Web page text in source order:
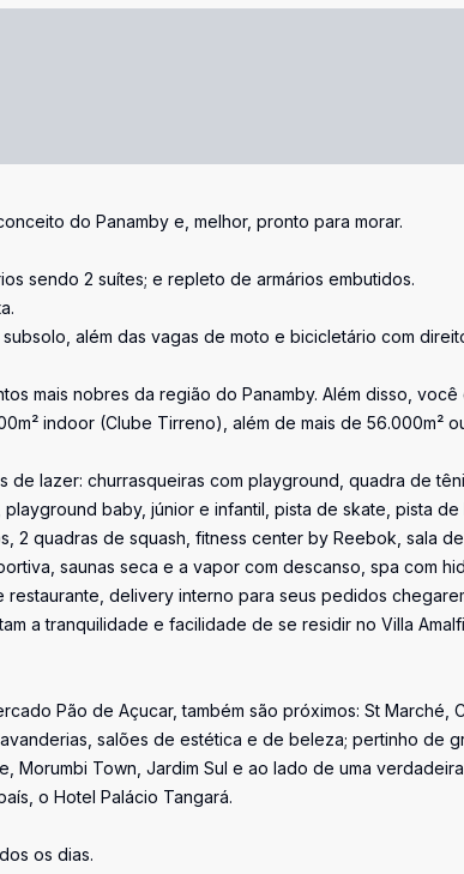
do Panamby e, melhor, pronto para morar.
sendo 2 suítes; e repleto de armários embutidos.
além das vagas de moto e bicicletário com
mais nobres da região do Panamby. Além disso,
indoor (Clube Tirreno), além de mais de 56.000m²
lazer: churrasqueiras com playground, quadra de
baby, júnior e infantil, pista de skate, pista
2 quadras de squash, fitness center by Reebok, sala
saunas seca e a vapor com descanso, spa com
restaurante, delivery interno para seus pedidos
a tranquilidade e facilidade de se residir no Villa
Pão de Açucar, também são próximos: St Marché,
salões de estética e de beleza; pertinho de
Morumbi Town, Jardim Sul e ao lado de uma
o Hotel Palácio Tangará.
os dias.